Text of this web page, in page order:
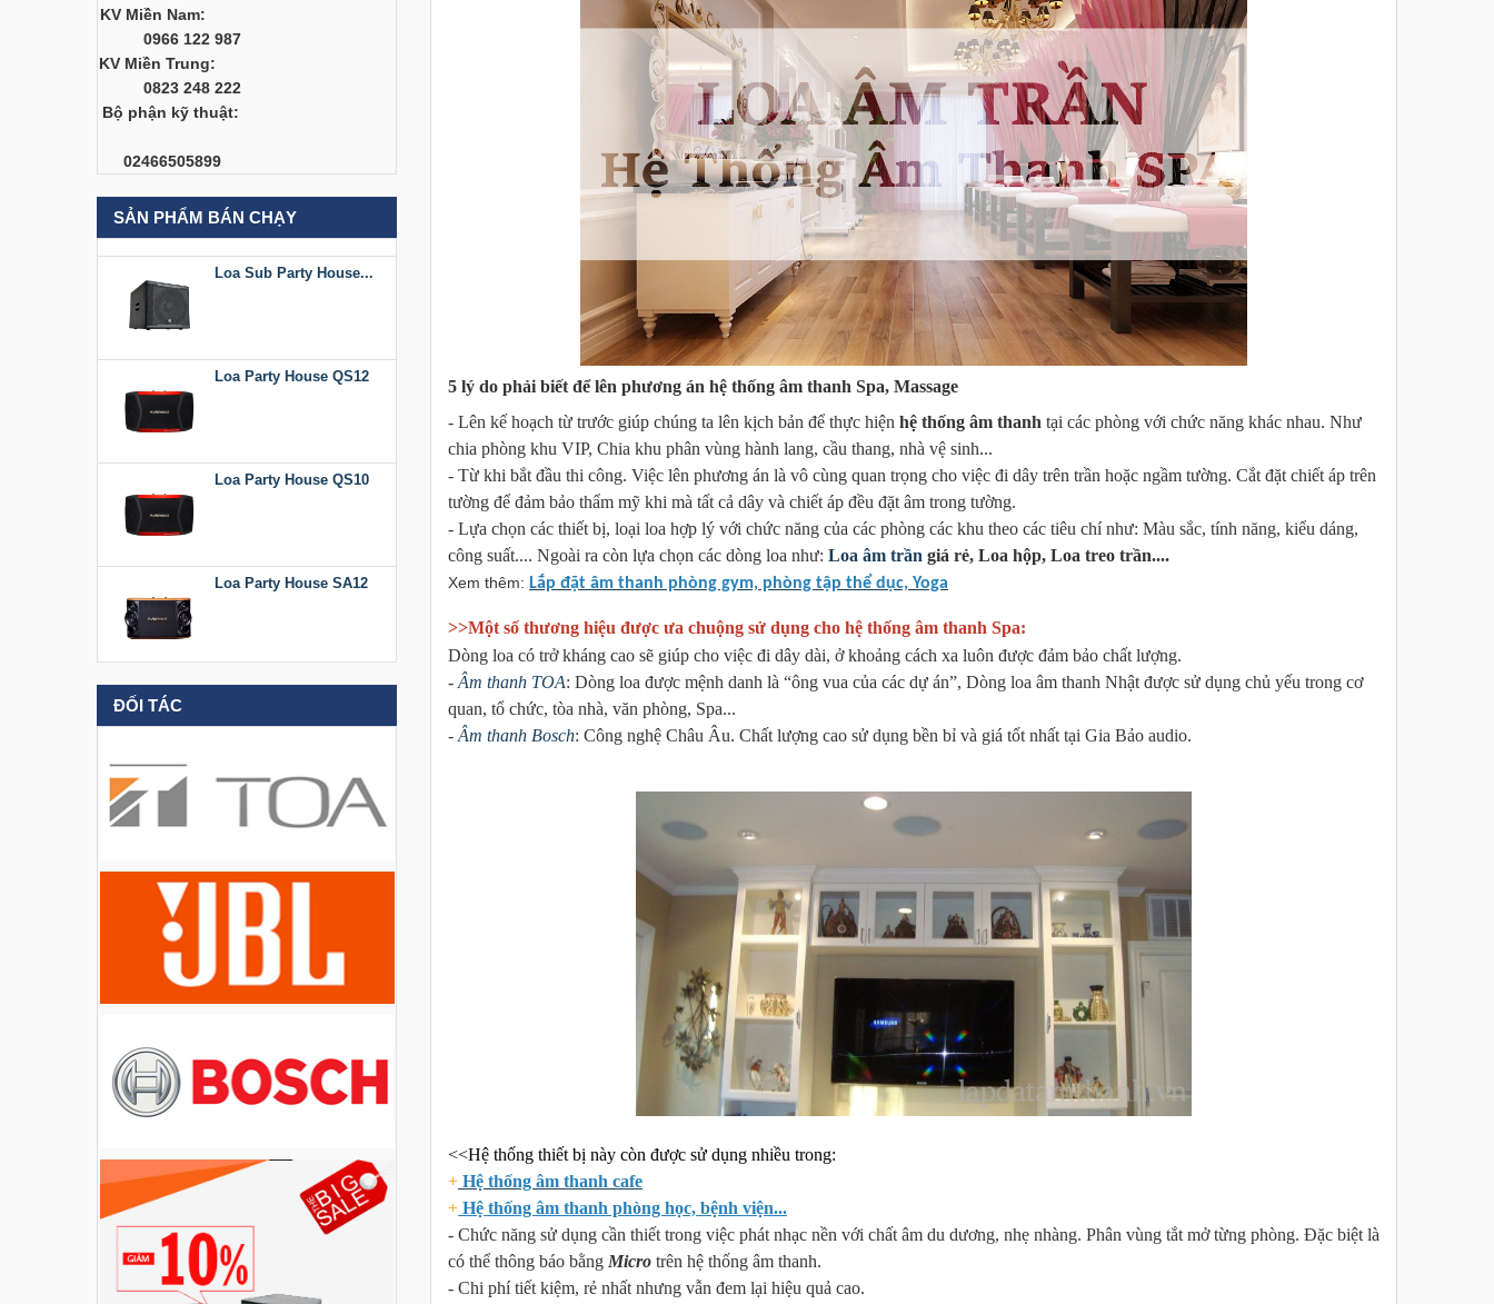
KV Miền Nam:
0966 122 987
KV Miền Trung:
0823 248 222
Bộ phận kỹ thuật:
02466505899
SẢN PHẨM BÁN CHẠY
Bàn Mixer
Loa Sub Party House
D218
Loa Sub Party House...
Loa Party House QS12
Loa Party House QS10
Loa Party House SA12
Loa Party House KT510
Loa Party House PH12
Loa Party House PH10
Loa Party House AP12
Loa Party House AP10
Loa Party House MF15
ĐỐI TÁC
5 lý do phải biết để lên phương án hệ thống âm thanh Spa, Massage
- Lên kế hoạch từ trước giúp chúng ta lên kịch bản để thực hiện hệ thống âm thanh tại các phòng với chức năng khác nhau. Như
chia phòng khu VIP, Chia khu phân vùng hành lang, cầu thang, nhà vệ sinh...
- Từ khi bắt đầu thi công. Việc lên phương án là vô cùng quan trọng cho việc đi dây trên trần hoặc ngầm tường. Cắt đặt chiết áp trên
tường để đảm bảo thẩm mỹ khi mà tất cả dây và chiết áp đều đặt âm trong tường.
- Lựa chọn các thiết bị, loại loa hợp lý với chức năng của các phòng các khu theo các tiêu chí như: Màu sắc, tính năng, kiểu dáng,
công suất.... Ngoài ra còn lựa chọn các dòng loa như: Loa âm trần giá rẻ, Loa hộp, Loa treo trần....
Xem thêm: Lắp đặt âm thanh phòng gym, phòng tập thể dục, Yoga
>>Một số thương hiệu được ưa chuộng sử dụng cho hệ thống âm thanh Spa:
Dòng loa có trở kháng cao sẽ giúp cho việc đi dây dài, ở khoảng cách xa luôn được đảm bảo chất lượng.
- Âm thanh TOA: Dòng loa được mệnh danh là “ông vua của các dự án”, Dòng loa âm thanh Nhật được sử dụng chủ yếu trong cơ
quan, tổ chức, tòa nhà, văn phòng, Spa...
- Âm thanh Bosch: Công nghệ Châu Âu. Chất lượng cao sử dụng bền bỉ và giá tốt nhất tại Gia Bảo audio.
<<Hệ thống thiết bị này còn được sử dụng nhiều trong:
+ Hệ thống âm thanh cafe
+ Hệ thống âm thanh phòng học, bệnh viện...
- Chức năng sử dụng cần thiết trong việc phát nhạc nền với chất âm du dương, nhẹ nhàng. Phân vùng tắt mở từng phòng. Đặc biệt là
có thể thông báo bằng Micro trên hệ thống âm thanh.
- Chi phí tiết kiệm, rẻ nhất nhưng vẫn đem lại hiệu quả cao.